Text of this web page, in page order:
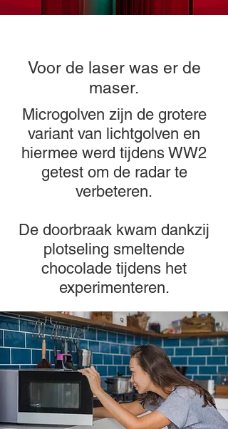
Voor de laser was er de
maser.
Microgolven zijn de grotere
variant van lichtgolven en
hiermee werd tijdens WW2
getest om de radar te
verbeteren.
De doorbraak kwam dankzij
plotseling smeltende
chocolade tijdens het
experimenteren.